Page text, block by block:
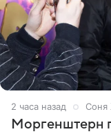
2 часа назад Соня
Моргенштерн